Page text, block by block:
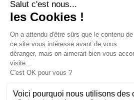
contact @
151, avenue
Le Panorama Z.I.